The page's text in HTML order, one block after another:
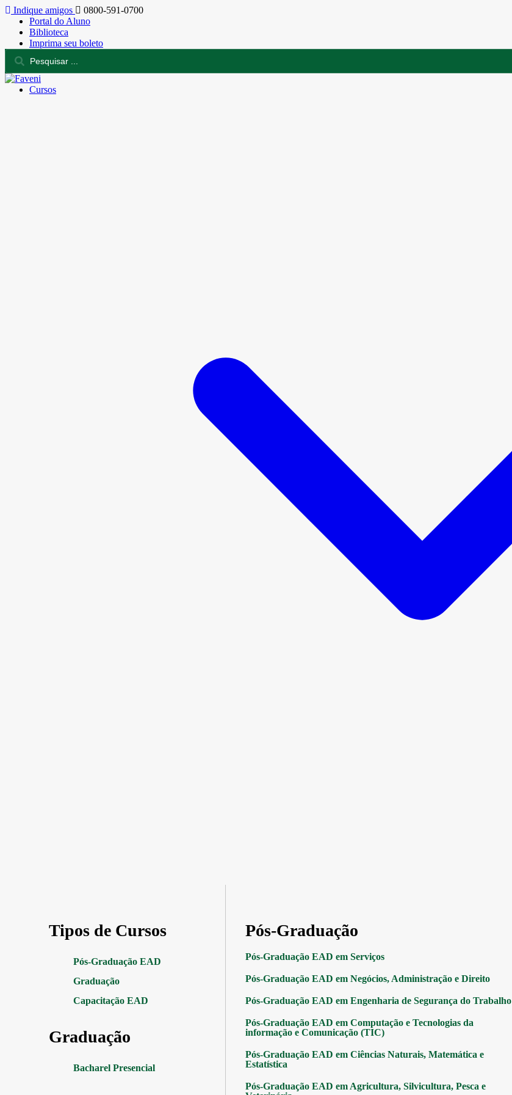
Indique amigos
0800-591-0700
Portal do Aluno
Biblioteca
Imprima seu boleto
Cursos
Tipos de Cursos
Pós-Graduação EAD
Graduação
Capacitação EAD
Graduação
Bacharel Presencial
Pós-Graduação
Pós-Graduação EAD em Serviços
Pós-Graduação EAD em Negócios, Administração e Direito
Pós-Graduação EAD em Engenharia de Segurança do Trabalho
Pós-Graduação EAD em Computação e Tecnologias da
informação e Comunicação (TIC)
Pós-Graduação EAD em Ciências Naturais, Matemática e
Estatística
Pós-Graduação EAD em Agricultura, Silvicultura, Pesca e